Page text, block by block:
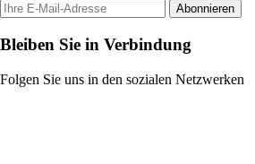
Abonnieren
Bleiben Sie in Verbindung
Folgen Sie uns in den sozialen Netzwerken